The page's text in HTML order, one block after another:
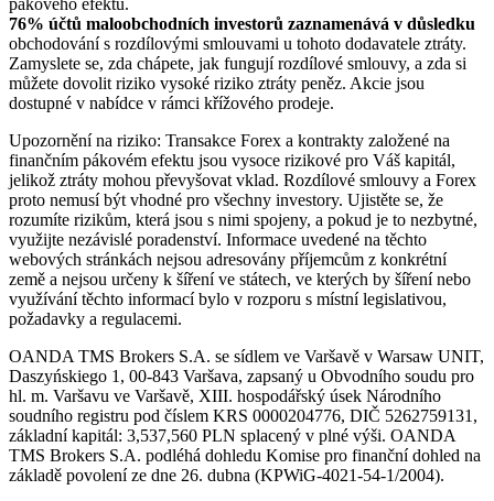
76% účtů maloobchodních investorů zaznamenává v důsledku
obchodování s rozdílovými smlouvami u tohoto dodavatele ztráty.
Zamyslete se, zda chápete, jak fungují rozdílové smlouvy, a zda si
můžete dovolit riziko vysoké riziko ztráty peněz. Akcie jsou
dostupné v nabídce v rámci křížového prodeje.
Upozornění na riziko: Transakce Forex a kontrakty založené na
finančním pákovém efektu jsou vysoce rizikové pro Váš kapitál,
jelikož ztráty mohou převyšovat vklad. Rozdílové smlouvy a Forex
proto nemusí být vhodné pro všechny investory. Ujistěte se, že
rozumíte rizikům, která jsou s nimi spojeny, a pokud je to nezbytné,
využijte nezávislé poradenství. Informace uvedené na těchto
webových stránkách nejsou adresovány příjemcům z konkrétní
země a nejsou určeny k šíření ve státech, ve kterých by šíření nebo
využívání těchto informací bylo v rozporu s místní legislativou,
požadavky a regulacemi.
OANDA TMS Brokers S.A. se sídlem ve Varšavě v Warsaw UNIT,
Daszyńskiego 1, 00-843 Varšava, zapsaný u Obvodního soudu pro
hl. m. Varšavu ve Varšavě, XIII. hospodářský úsek Národního
soudního registru pod číslem KRS 0000204776, DIČ 5262759131,
základní kapitál: 3,537,560 PLN splacený v plné výši. OANDA
TMS Brokers S.A. podléhá dohledu Komise pro finanční dohled na
základě povolení ze dne 26. dubna (KPWiG-4021-54-1/2004).